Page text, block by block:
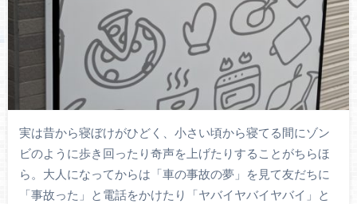
実は昔から寝ぼけがひどく、小さい頃から寝てる間にゾン
ビのように歩き回ったり奇声を上げたりすることがちらほ
ら。大人になってからは「車の事故の夢」を見て友だちに
「事故った」と電話をかけたり「ヤバイヤバイヤバイ」と